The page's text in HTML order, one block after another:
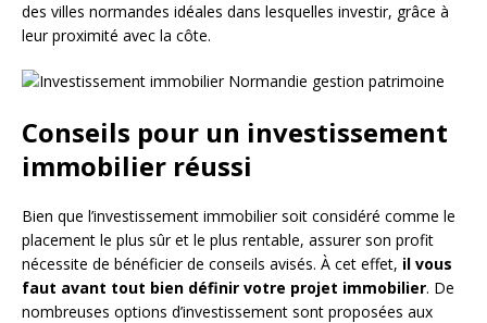
des villes normandes idéales dans lesquelles investir, grâce à
leur proximité avec la côte.
Conseils pour un investissement
immobilier réussi
Bien que l’investissement immobilier soit considéré comme le
placement le plus sûr et le plus rentable, assurer son profit
nécessite de bénéficier de conseils avisés. À cet effet, il vous
faut avant tout bien définir votre projet immobilier. De
nombreuses options d’investissement sont proposées aux